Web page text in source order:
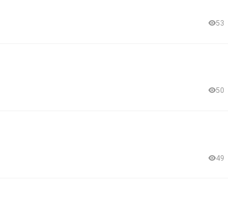
53
50
49